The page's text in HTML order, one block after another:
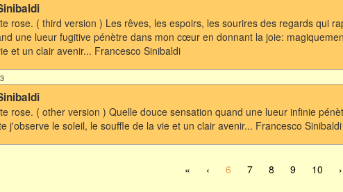
rose. ( third version ) Les rêves, les espoirs, les sourires des regards qui
une lueur fugitive pénètre dans mon cœur en donnant la joie:
et un clair avenir... Francesco Sinibaldi
rose. ( other version ) Quelle douce sensation quand une lueur infinie
j'observe le soleil, le souffle de la vie et un clair avenir... Francesco Sinibaldi
« ‹ 6 7 8 9 10 ›